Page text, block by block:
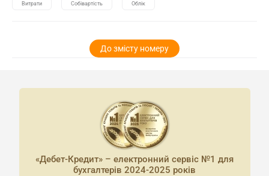
Витрати Собівартість Облік
До змісту номеру
«Дебет-Кредит» – електронний сервіс №1 для
бухгалтерів 2024-2025 років